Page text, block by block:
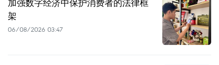
加强数字经济中保护消费者的法律框
架
06/08/2026 03:47